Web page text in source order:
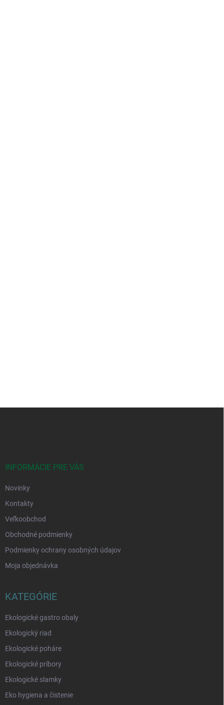
INFORMÁCIE PRE VÁS
Novinky
Kontakty
Veľkoobchod
Obchodné podmienky
Podmienky ochrany osobných údajov
Moja objednávka
KATEGÓRIE
Ekologické gastro obaly
Ekologický riad
Ekologické poháre
Ekologické príbory
Ekologické slamky
Eko hygiena a čistenie